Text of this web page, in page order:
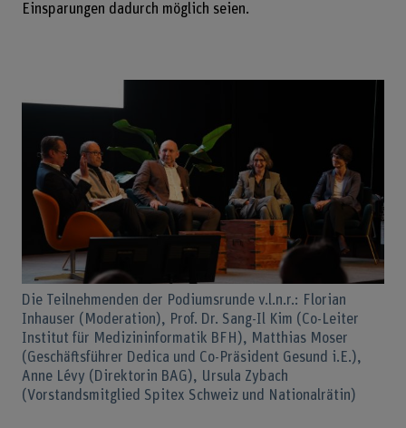
Einsparungen dadurch möglich seien.
Die Teilnehmenden der Podiumsrunde v.l.n.r.: Florian
Inhauser (Moderation), Prof. Dr. Sang-Il Kim (Co-Leiter
Institut für Medizininformatik BFH), Matthias Moser
(Geschäftsführer Dedica und Co-Präsident Gesund i.E.),
Anne Lévy (Direktorin BAG), Ursula Zybach
(Vorstandsmitglied Spitex Schweiz und Nationalrätin)